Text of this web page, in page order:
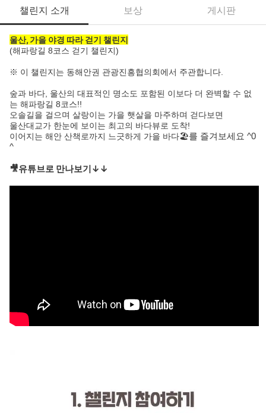
챌린지 소개 보상 게시판
울산, 가을 야경 따라 걷기 챌린지
(해파랑길 8코스 걷기 챌린지)
※ 이 챌린지는 동해안권 관광진흥협의회에서 주관합니다.
숲과 바다, 울산의 대표적인 명소도 포함된 이보다 더 완벽할 수 없
는 해파랑길 8코스!!
오솔길을 걸으며 살랑이는 가을 햇살을 마주하며 걷다보면
울산대교가 한눈에 보이는 최고의 바다뷰로 도착!
이어지는 해안 산책로까지 느긋하게 가을 바다🏖️를 즐겨보세요 ^0
^
🎥유튜브로 만나보기↓↓